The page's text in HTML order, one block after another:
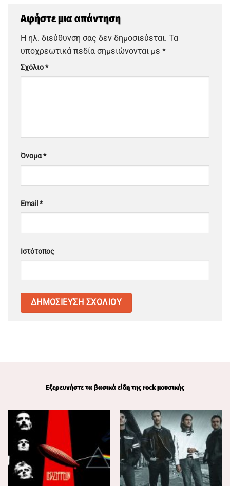
Αφήστε μια απάντηση
Η ηλ. διεύθυνση σας δεν δημοσιεύεται. Τα
υποχρεωτικά πεδία σημειώνονται με *
Σχόλιο*
Όνομα*
Email *
Ιστότοπος
Εξερευνήστε τα βασικά είδη της rock μουσικής